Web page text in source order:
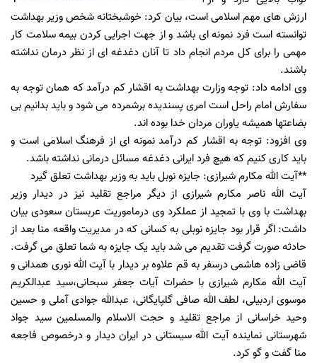
ارزش های مهم اسلامی است، بیان کرد: خوشبختانه شخص وزیر بهداشت
توانسته است فرد نمونه ای باشد و از جهت اجرایی کردن بیمه سلامت کار
مهمی را برای کل مردم انجام داد تا آنان دغدغه ای از نظر درمان نداشته
باشند.
وی ادامه داد: توجه وزارت بهداشت به اقشار کم درآمد که همان توجه به
سفارش امام راحل است امری پسندیده برشمرده می شود و باید بدانیم بی
بضاعتها همیشه یاوران مردان خدا بوده اند.
وی افزود: توجه به اقشار کم درآمد نمونه ای از فرهنگ اسلامی است و
باید کاری کنیم که هیچ فرد ایرانی دغدغه مسائل درمانی نداشته باشد.
**آیت الله مکارم شیرازی: جایزه نوبل باید به وزیر بهداشت تعلق گیرد
آیت الله ناصر مکارم شیرازی از دیگر مراجع تقلید نیز در دیدار وزیر
بهداشت با وی با تمجید از عملکرد وی درماموریت عربستان سعودی بیان
داشت: اگر قرار بود جایزه نوبلی به کسانی که در مدیریت واقعه منا بعد از
حادثه صورت گرفت تقدیم می شد باید یک جایزه به شما تعلق می گرفت.
قاضی زاده هاشمی درسفر به قم علاوه بر دیدار با آیت الله نوری همدانی و
آیت الله مکارم شیرازی با حضرات آیات جعفر سبحانی،سید عبدالکریم
موسوی اردبیلی، لطف الله صافی گلپایگانی، عبدالله جوادی آملی و حسین
وحید خراسانی از مراجع تقلید و حجت الاسلام والمسلمین سید جواد
شهرستانی نماینده آیت الله سیستانی در ایران دیدار و درخصوص فاجعه
منا گفت و گو کرد.